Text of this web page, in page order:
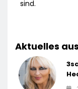
sind.
Aktuelles